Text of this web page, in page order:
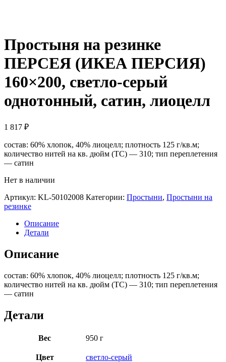
Простыня на резинке
ПЕРСЕЯ (ИКЕА ПЕРСИЯ)
160×200, светло-серый
однотонный, сатин, лиоцелл
1 817 ₽
состав: 60% хлопок, 40% лиоцелл; плотность 125 г/кв.м;
количество нитей на кв. дюйм (TC) — 310; тип переплетения
— сатин
Нет в наличии
Артикул: KL-50102008 Категории: Простыни, Простыни на
резинке
Описание
Детали
Описание
состав: 60% хлопок, 40% лиоцелл; плотность 125 г/кв.м;
количество нитей на кв. дюйм (TC) — 310; тип переплетения
— сатин
Детали
Вес 950 г
Цвет светло-серый